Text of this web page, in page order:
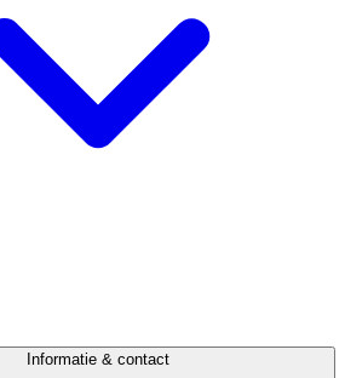
Informatie & contact